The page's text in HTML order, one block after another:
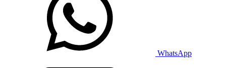
WhatsApp